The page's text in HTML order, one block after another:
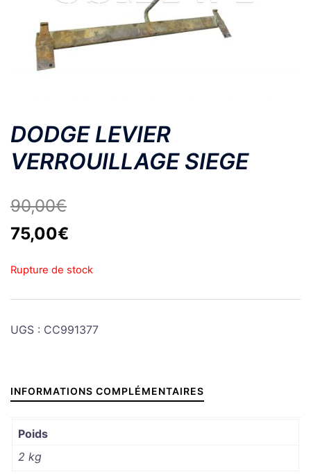
DODGE LEVIER
VERROUILLAGE SIEGE
90,00€
Le
initial
était :
90,00€.
75,00€
actuel
est :
75,00€.
Rupture de stock
UGS : CC991377
INFORMATIONS COMPLÉMENTAIRES
Poids
2 kg